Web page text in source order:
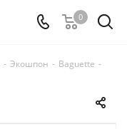
0
- Экошпон - Baguette -